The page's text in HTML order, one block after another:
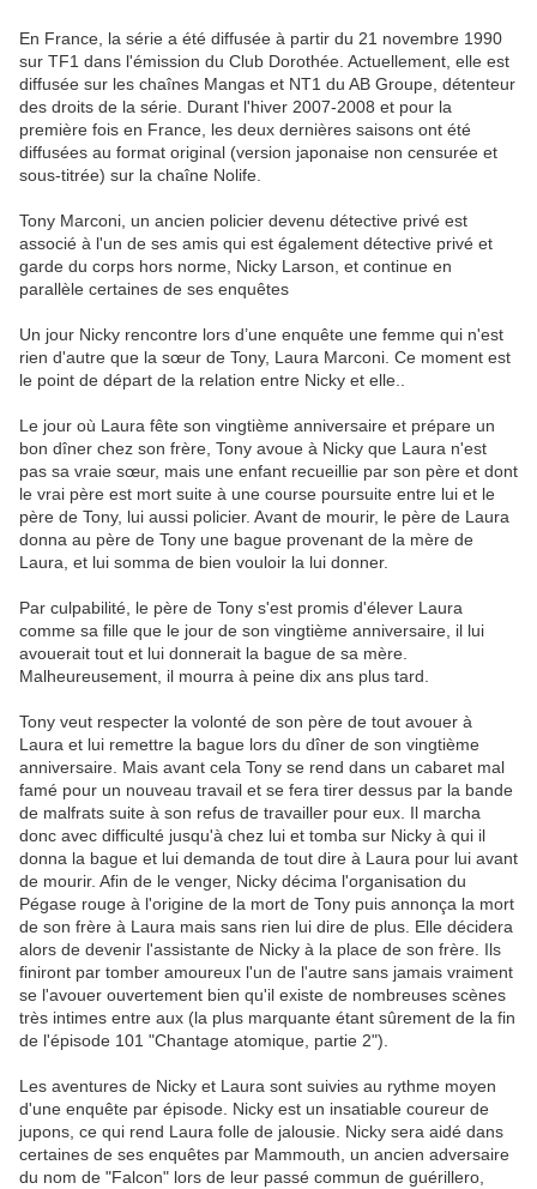
En France, la série a été diffusée à partir du 21 novembre 1990
sur TF1 dans l'émission du Club Dorothée. Actuellement, elle est
diffusée sur les chaînes Mangas et NT1 du AB Groupe, détenteur
des droits de la série. Durant l'hiver 2007-2008 et pour la
première fois en France, les deux dernières saisons ont été
diffusées au format original (version japonaise non censurée et
sous-titrée) sur la chaîne Nolife.
Tony Marconi, un ancien policier devenu détective privé est
associé à l'un de ses amis qui est également détective privé et
garde du corps hors norme, Nicky Larson, et continue en
parallèle certaines de ses enquêtes
Un jour Nicky rencontre lors d’une enquête une femme qui n'est
rien d'autre que la sœur de Tony, Laura Marconi. Ce moment est
le point de départ de la relation entre Nicky et elle..
Le jour où Laura fête son vingtième anniversaire et prépare un
bon dîner chez son frère, Tony avoue à Nicky que Laura n'est
pas sa vraie sœur, mais une enfant recueillie par son père et dont
le vrai père est mort suite à une course poursuite entre lui et le
père de Tony, lui aussi policier. Avant de mourir, le père de Laura
donna au père de Tony une bague provenant de la mère de
Laura, et lui somma de bien vouloir la lui donner.
Par culpabilité, le père de Tony s'est promis d'élever Laura
comme sa fille que le jour de son vingtième anniversaire, il lui
avouerait tout et lui donnerait la bague de sa mère.
Malheureusement, il mourra à peine dix ans plus tard.
Tony veut respecter la volonté de son père de tout avouer à
Laura et lui remettre la bague lors du dîner de son vingtième
anniversaire. Mais avant cela Tony se rend dans un cabaret mal
famé pour un nouveau travail et se fera tirer dessus par la bande
de malfrats suite à son refus de travailler pour eux. Il marcha
donc avec difficulté jusqu'à chez lui et tomba sur Nicky à qui il
donna la bague et lui demanda de tout dire à Laura pour lui avant
de mourir. Afin de le venger, Nicky décima l'organisation du
Pégase rouge à l'origine de la mort de Tony puis annonça la mort
de son frère à Laura mais sans rien lui dire de plus. Elle décidera
alors de devenir l'assistante de Nicky à la place de son frère. Ils
finiront par tomber amoureux l'un de l'autre sans jamais vraiment
se l'avouer ouvertement bien qu'il existe de nombreuses scènes
très intimes entre aux (la plus marquante étant sûrement de la fin
de l'épisode 101 "Chantage atomique, partie 2").
Les aventures de Nicky et Laura sont suivies au rythme moyen
d'une enquête par épisode. Nicky est un insatiable coureur de
jupons, ce qui rend Laura folle de jalousie. Nicky sera aidé dans
certaines de ses enquêtes par Mammouth, un ancien adversaire
du nom de "Falcon" lors de leur passé commun de guérillero,